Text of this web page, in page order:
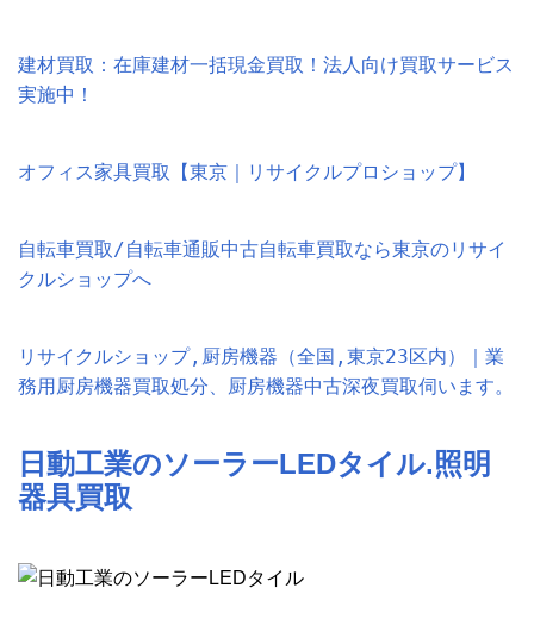
建材買取：在庫建材一括現金買取！法人向け買取サービス
実施中！
オフィス家具買取【東京｜リサイクルプロショップ】
自転車買取/自転車通販中古自転車買取なら東京のリサイ
クルショップへ
リサイクルショップ,厨房機器（全国,東京23区内）｜業
務用厨房機器買取処分、厨房機器中古深夜買取伺います。
日動工業のソーラーLEDタイル.照明
器具買取